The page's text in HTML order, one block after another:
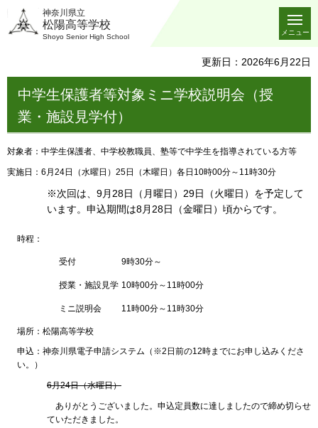
神奈川県立
松陽高等学校
Shoyo Senior High School
メニュー
更新日：2026年6月22日
中学生保護者等対象ミニ学校説明会（授
業・施設見学付）
対象者：中学生保護者、中学校教職員、塾等で中学生を指導されている方等
実施日：6月24日（水曜日）25日（木曜日）各日10時00分～11時30分
※次回は、9月28日（月曜日）29日（火曜日）を予定して
います。申込期間は8月28日（金曜日）頃からです。
時程：
受付 9時30分～
授業・施設見学 10時00分～11時00分
ミニ説明会 11時00分～11時30分
場所：松陽高等学校
申込：神奈川県電子申請システム（※2日前の12時までにお申し込みくださ
い。）
6月24日（水曜日）
ありがとうございました。申込定員数に達しましたので締め切らせ
ていただきました。